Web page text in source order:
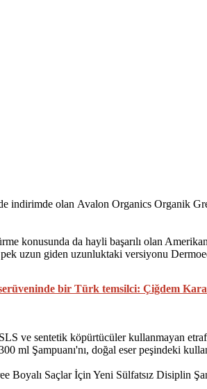
indirimde olan Avalon Organics Organik
konusunda da hayli başarılı olan
uzun giden uzunluktaki versiyonu
bir Türk temsilci: Çiğdem
ve sentetik köpürtücüler kullanmayan
ml Şampuanı'nı, doğal eser peşindeki
Boyalı Saçlar İçin Yeni Sülfatsız Disiplin